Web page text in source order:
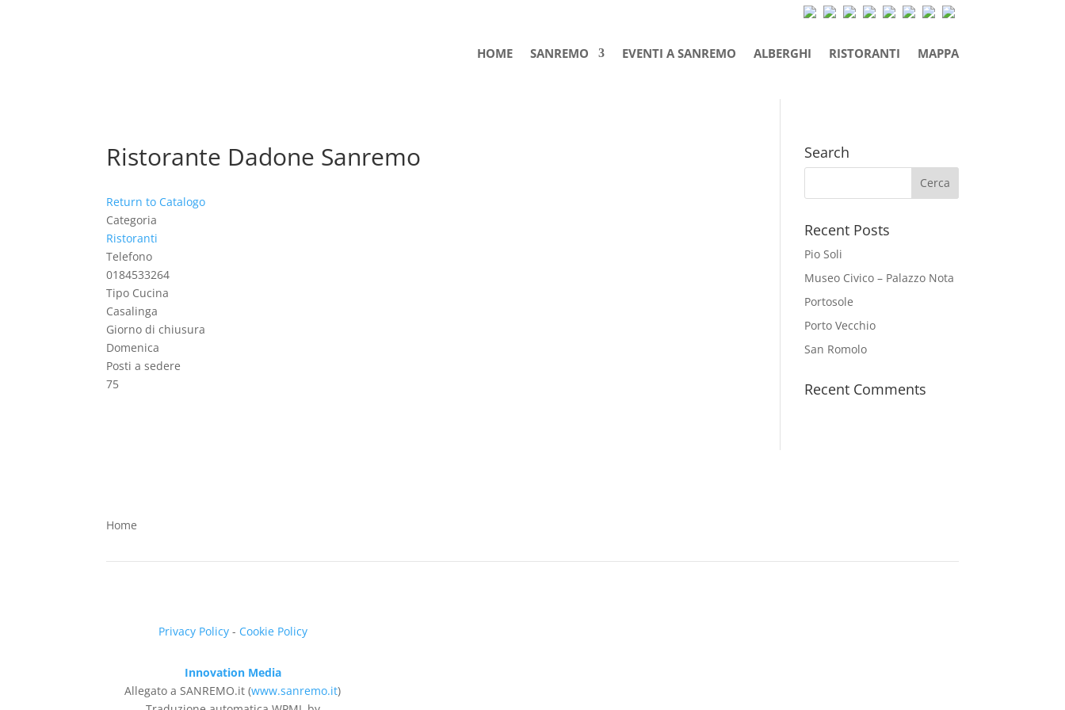
HOME SANREMO EVENTI A SANREMO ALBERGHI RISTORANTI MAPPA
Ristorante Dadone Sanremo
Return to Catalogo
Categoria
Ristoranti
Telefono
0184533264
Tipo Cucina
Casalinga
Giorno di chiusura
Domenica
Posti a sedere
75
Search
Recent Posts
Pio Soli
Museo Civico – Palazzo Nota
Portosole
Porto Vecchio
San Romolo
Recent Comments
Home
Privacy Policy- Cookie Policy
Innovation Media
Allegato a SANREMO.it (www.sanremo.it)